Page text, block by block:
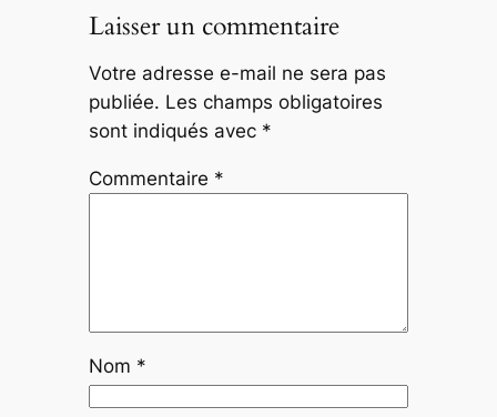
Laisser un commentaire
Votre adresse e-mail ne sera pas
publiée. Les champs obligatoires
sont indiqués avec *
Commentaire *
Nom *